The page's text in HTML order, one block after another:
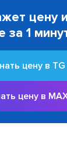
цену
за 1
цену в TG
цену в